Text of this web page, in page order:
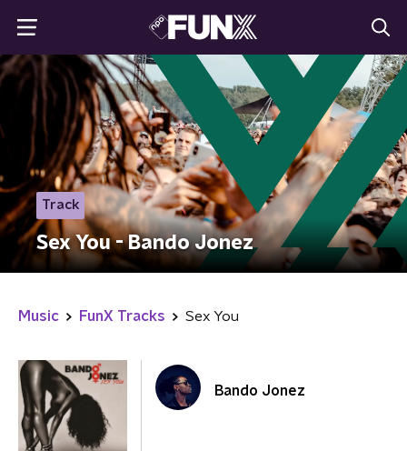
Track
Sex You - Bando Jonez
Music FunX Tracks Sex You
Bando Jonez